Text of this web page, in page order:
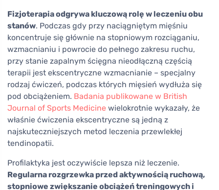
Fizjoterapia odgrywa kluczową rolę w leczeniu obu
stanów. Podczas gdy przy naciągniętym mięśniu
koncentruje się głównie na stopniowym rozciąganiu,
wzmacnianiu i powrocie do pełnego zakresu ruchu,
przy stanie zapalnym ścięgna nieodłączną częścią
terapii jest ekscentryczne wzmacnianie – specjalny
rodzaj ćwiczeń, podczas których mięsień wydłuża się
pod obciążeniem. Badania publikowane w British
Journal of Sports Medicine wielokrotnie wykazały, że
właśnie ćwiczenia ekscentryczne są jedną z
najskuteczniejszych metod leczenia przewlekłej
tendinopatii.
Profilaktyka jest oczywiście lepsza niż leczenie.
Regularna rozgrzewka przed aktywnością ruchową,
stopniowe zwiększanie obciążeń treningowych i